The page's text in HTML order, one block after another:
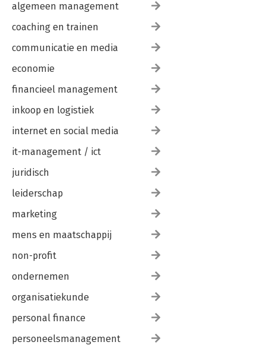
algemeen management
coaching en trainen
communicatie en media
economie
financieel management
inkoop en logistiek
internet en social media
it-management / ict
juridisch
leiderschap
marketing
mens en maatschappij
non-profit
ondernemen
organisatiekunde
personal finance
personeelsmanagement